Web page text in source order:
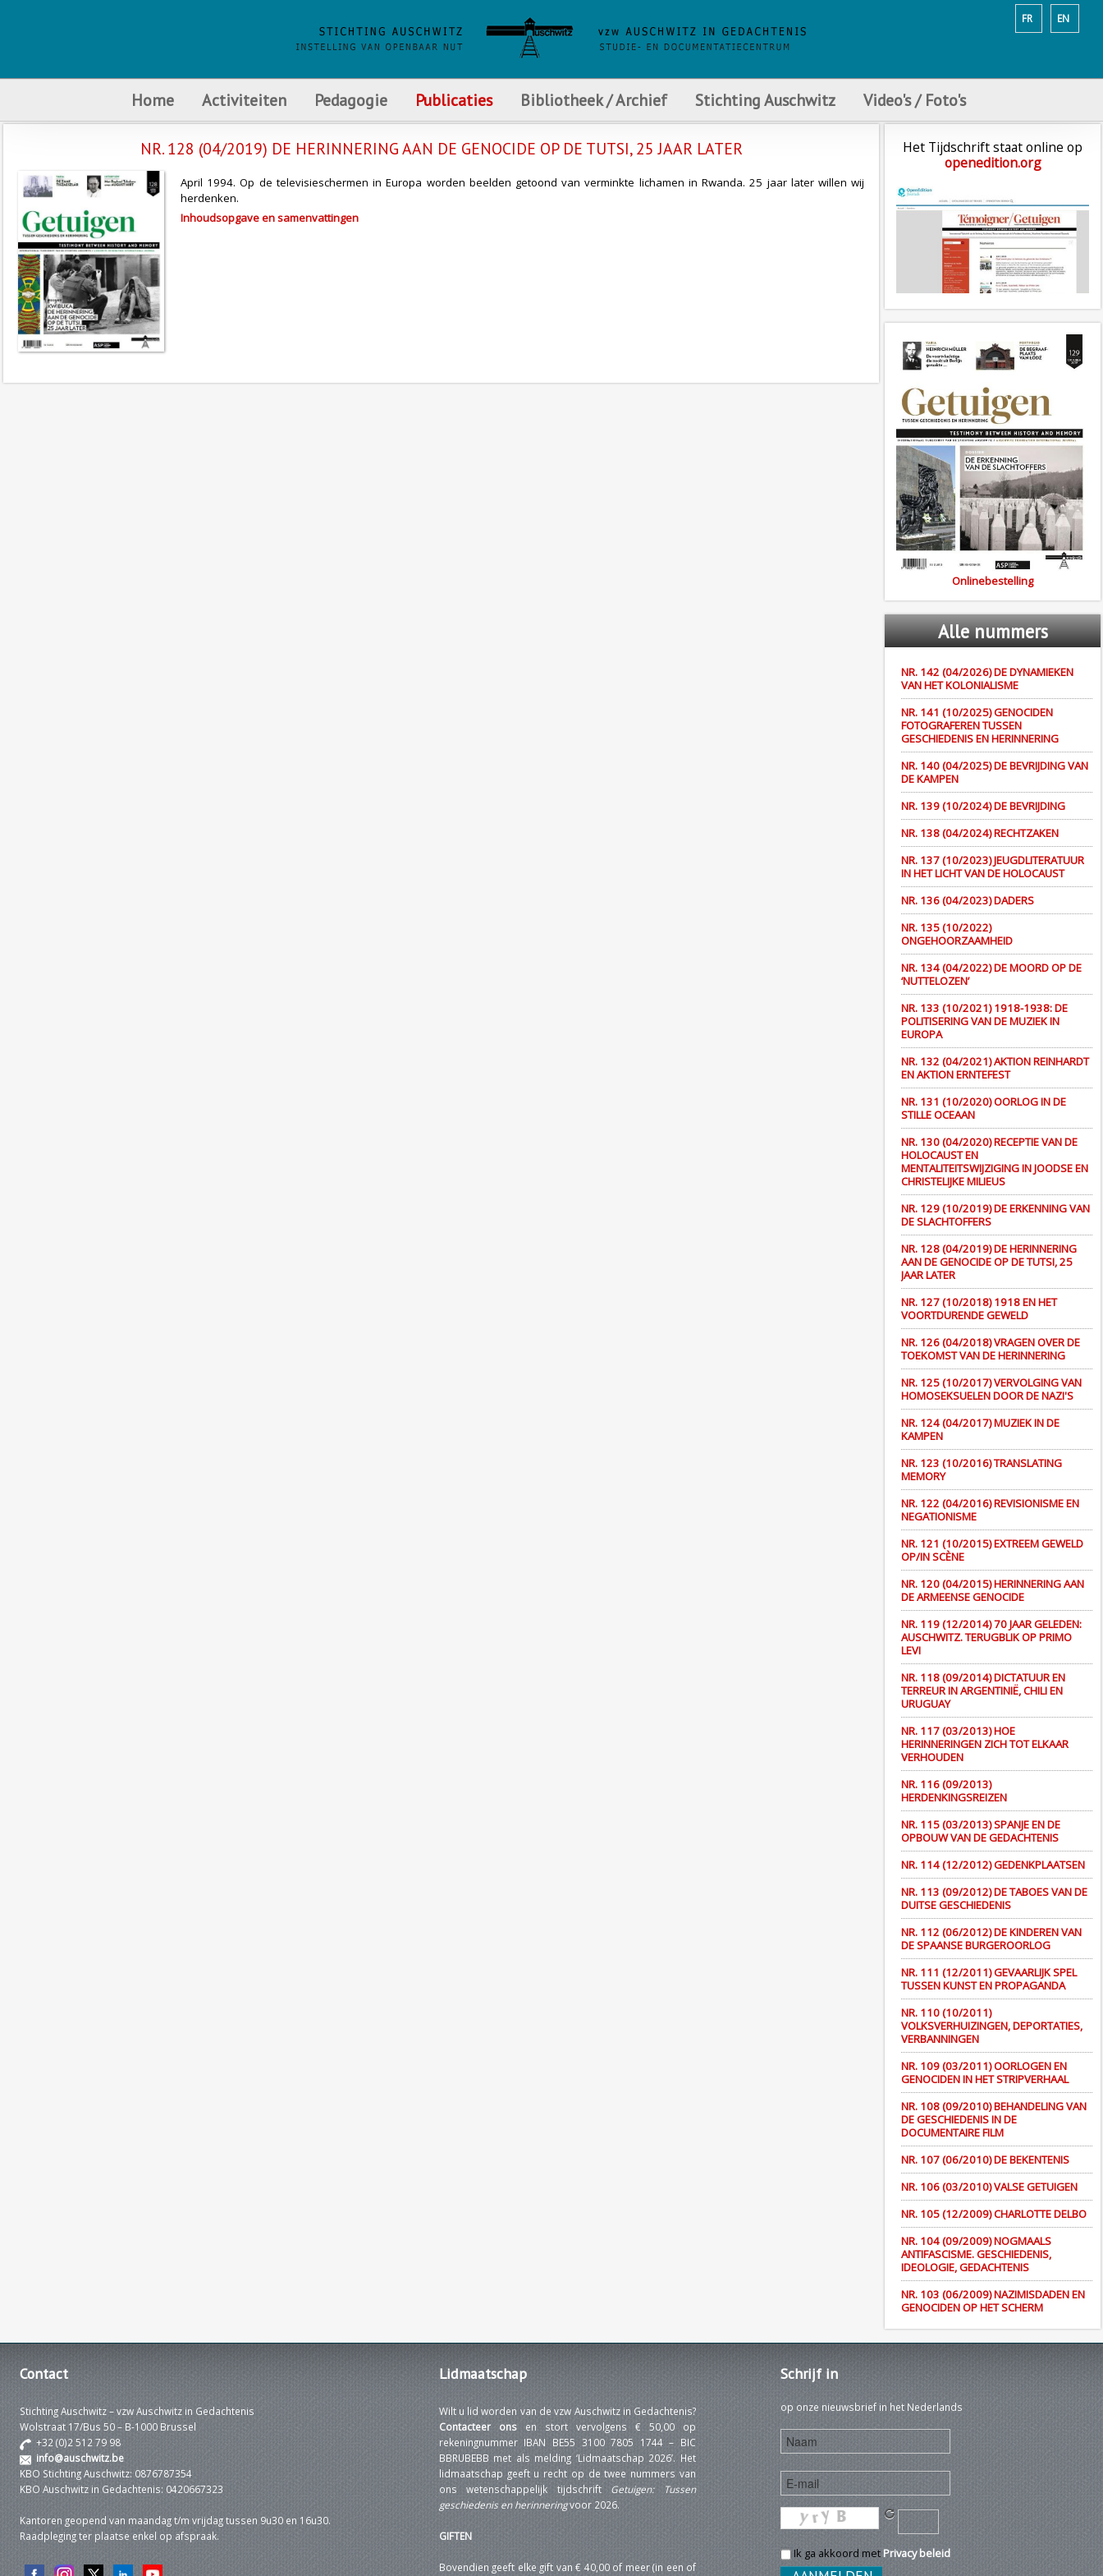
EN
FR
Home Activiteiten Pedagogie Publicaties Bibliotheek / Archief Stichting Auschwitz Video's / Foto's
NR. 128 (04/2019) DE HERINNERING AAN DE GENOCIDE OP DE TUTSI, 25 JAAR LATER
April 1994. Op de televisieschermen in Europa worden beelden getoond van verminkte lichamen in Rwanda. 25 jaar later willen wij
herdenken.
Inhoudsopgave en samenvattingen
Het Tijdschrift staat online op
openedition.org
Onlinebestelling
Allenummers
NR. 142 (04/2026) DE DYNAMIEKEN
VAN HET KOLONIALISME
NR. 141 (10/2025) GENOCIDEN
FOTOGRAFEREN TUSSEN
GESCHIEDENIS EN HERINNERING
NR. 140 (04/2025) DE BEVRIJDING VAN
DE KAMPEN
NR. 139 (10/2024) DE BEVRIJDING
NR. 138 (04/2024) RECHTZAKEN
NR. 137 (10/2023) JEUGDLITERATUUR
IN HET LICHT VAN DE HOLOCAUST
NR. 136 (04/2023) DADERS
NR. 135 (10/2022)
ONGEHOORZAAMHEID
NR. 134 (04/2022) DE MOORD OP DE
‘NUTTELOZEN’
NR. 133 (10/2021) 1918-1938: DE
POLITISERING VAN DE MUZIEK IN
EUROPA
NR. 132 (04/2021) AKTION REINHARDT
EN AKTION ERNTEFEST
NR. 131 (10/2020) OORLOG IN DE
STILLE OCEAAN
NR. 130 (04/2020) RECEPTIE VAN DE
HOLOCAUST EN
MENTALITEITSWIJZIGING IN JOODSE EN
CHRISTELIJKE MILIEUS
NR. 129 (10/2019) DE ERKENNING VAN
DE SLACHTOFFERS
NR. 128 (04/2019) DE HERINNERING
AAN DE GENOCIDE OP DE TUTSI, 25
JAAR LATER
NR. 127 (10/2018) 1918 EN HET
VOORTDURENDE GEWELD
NR. 126 (04/2018) VRAGEN OVER DE
TOEKOMST VAN DE HERINNERING
NR. 125 (10/2017) VERVOLGING VAN
HOMOSEKSUELEN DOOR DE NAZI'S
NR. 124 (04/2017) MUZIEK IN DE
KAMPEN
NR. 123 (10/2016) TRANSLATING
MEMORY
NR. 122 (04/2016) REVISIONISME EN
NEGATIONISME
NR. 121 (10/2015) EXTREEM GEWELD
OP/IN SCÈNE
NR. 120 (04/2015) HERINNERING AAN
DE ARMEENSE GENOCIDE
NR. 119 (12/2014) 70 JAAR GELEDEN:
AUSCHWITZ. TERUGBLIK OP PRIMO
LEVI
NR. 118 (09/2014) DICTATUUR EN
TERREUR IN ARGENTINIË, CHILI EN
URUGUAY
NR. 117 (03/2013) HOE
HERINNERINGEN ZICH TOT ELKAAR
VERHOUDEN
NR. 116 (09/2013)
HERDENKINGSREIZEN
NR. 115 (03/2013) SPANJE EN DE
OPBOUW VAN DE GEDACHTENIS
NR. 114 (12/2012) GEDENKPLAATSEN
NR. 113 (09/2012) DE TABOES VAN DE
DUITSE GESCHIEDENIS
NR. 112 (06/2012) DE KINDEREN VAN
DE SPAANSE BURGEROORLOG
NR. 111 (12/2011) GEVAARLIJK SPEL
TUSSEN KUNST EN PROPAGANDA
NR. 110 (10/2011)
VOLKSVERHUIZINGEN, DEPORTATIES,
VERBANNINGEN
NR. 109 (03/2011) OORLOGEN EN
GENOCIDEN IN HET STRIPVERHAAL
NR. 108 (09/2010) BEHANDELING VAN
DE GESCHIEDENIS IN DE
DOCUMENTAIRE FILM
NR. 107 (06/2010) DE BEKENTENIS
NR. 106 (03/2010) VALSE GETUIGEN
NR. 105 (12/2009) CHARLOTTE DELBO
NR. 104 (09/2009) NOGMAALS
ANTIFASCISME. GESCHIEDENIS,
IDEOLOGIE, GEDACHTENIS
NR. 103 (06/2009) NAZIMISDADEN EN
GENOCIDEN OP HET SCHERM
Contact
Stichting Auschwitz – vzw Auschwitz in Gedachtenis
Wolstraat 17/Bus 50 – B-1000 Brussel
+32 (0)2 512 79 98
info@auschwitz.be
KBO Stichting Auschwitz: 0876787354
KBO Auschwitz in Gedachtenis: 0420667323
Kantoren geopend van maandag t/m vrijdag tussen 9u30 en 16u30.
Raadpleging ter plaatse enkel op afspraak.
Lidmaatschap
Wilt u lid worden van de vzw Auschwitz in Gedachtenis?
Contacteer onsen stort vervolgens € 50,00 op
rekeningnummer IBAN BE55 3100 7805 1744 – BIC
BBRUBEBB met als melding ‘Lidmaatschap 2026’. Het
lidmaatschap geeft u recht op de twee nummers van
ons wetenschappelijk tijdschrift Getuigen: Tussen
geschiedenis en herinneringvoor 2026.
GIFTEN
Bovendien geeft elke gift van € 40,00 of meer (in een of
Schrijf in
op onze nieuwsbrief in het Nederlands
Ik ga akkoord met Privacy beleid